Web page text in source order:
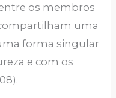
os membros
uma
forma singular
e com os